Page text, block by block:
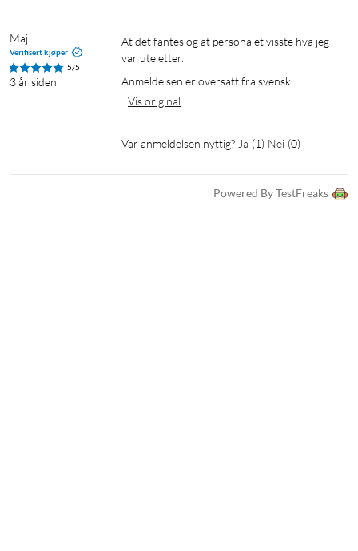
Maj
Verifisert kjøper
5/5
3 år siden
At det fantes og at personalet visste hva jeg
var ute etter.
Anmeldelsen er oversatt fra svensk
Vis original
Var anmeldelsen nyttig? Ja (1) Nei (0)
Powered By TestFreaks